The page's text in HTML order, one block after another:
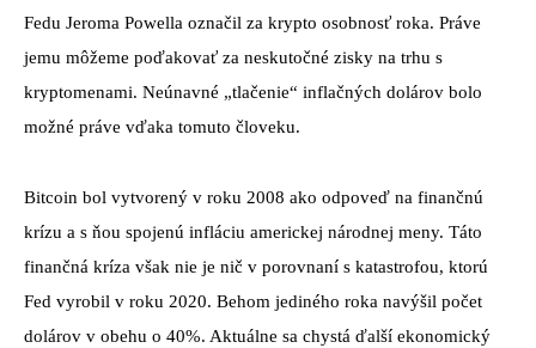
Fedu Jeroma Powella označil za krypto osobnosť roka. Práve
jemu môžeme poďakovať za neskutočné zisky na trhu s
kryptomenami. Neúnavné „tlačenie“ inflačných dolárov bolo
možné práve vďaka tomuto človeku.
Bitcoin bol vytvorený v roku 2008 ako odpoveď na finančnú
krízu a s ňou spojenú infláciu americkej národnej meny. Táto
finančná kríza však nie je nič v porovnaní s katastrofou, ktorú
Fed vyrobil v roku 2020. Behom jediného roka navýšil počet
dolárov v obehu o 40%. Aktuálne sa chystá ďalší ekonomický